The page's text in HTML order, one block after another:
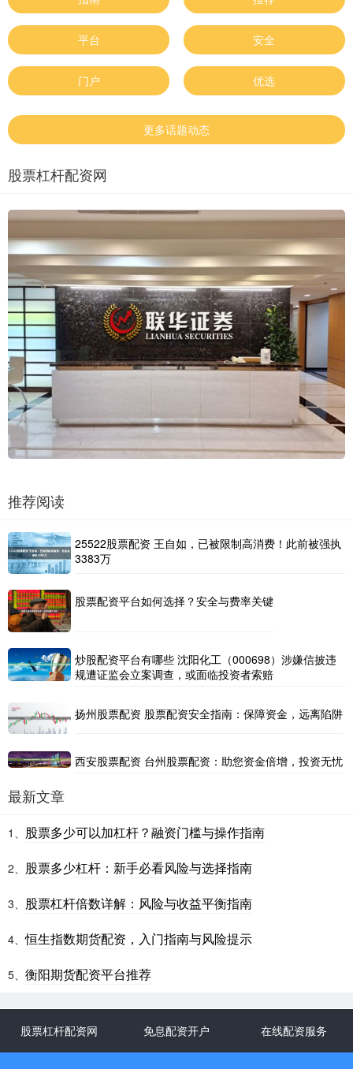
平台 安全
门户 优选
更多话题动态
股票杠杆配资网
推荐阅读
25522股票配资 王自如，已被限制高消费！此前被强执
3383万
股票配资平台如何选择？安全与费率关键
炒股配资平台有哪些 沈阳化工（000698）涉嫌信披违
规遭证监会立案调查，或面临投资者索赔
扬州股票配资 股票配资安全指南：保障资金，远离陷阱
西安股票配资 台州股票配资：助您资金倍增，投资无忧
最新文章
1、 股票多少可以加杠杆？融资门槛与操作指南
2、 股票多少杠杆：新手必看风险与选择指南
3、 股票杠杆倍数详解：风险与收益平衡指南
4、恒生指数期货配资，入门指南与风险提示
5、 衡阳期货配资平台推荐
股票杠杆配资网 免息配资开户 在线配资服务